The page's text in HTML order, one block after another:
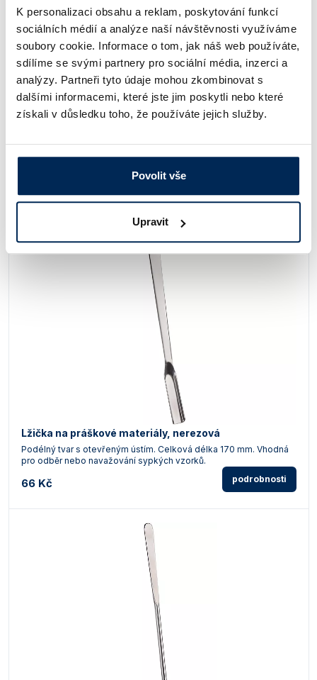
K personalizaci obsahu a reklam, poskytování funkcí
sociálních médií a analýze naší návštěvnosti využíváme
soubory cookie. Informace o tom, jak náš web používáte,
sdílíme se svými partnery pro sociální média, inzerci a
analýzy. Partneři tyto údaje mohou zkombinovat s
dalšími informacemi, které jste jim poskytli nebo které
získali v důsledku toho, že používáte jejich služby.
Povolit vše
Upravit
Objem 10, 75, 85, 120, 210, 310, 520 nebo 900 ml. Vhodná
pro odběr sypkých látek (prášky, granuláty).
Lžička na práškové materiály, nerezová
Podélný tvar s otevřeným ústím. Celková délka 170 mm. Vhodná
pro odběr nebo navažování sypkých vzorků.
66 Kč podrobnosti